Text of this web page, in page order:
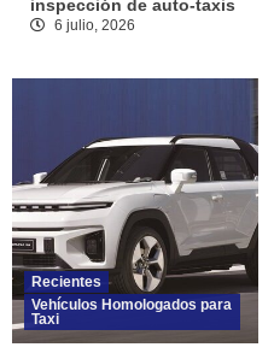
inspección de auto-taxis
6 julio, 2026
Recientes
Vehículos Homologados para
Taxi